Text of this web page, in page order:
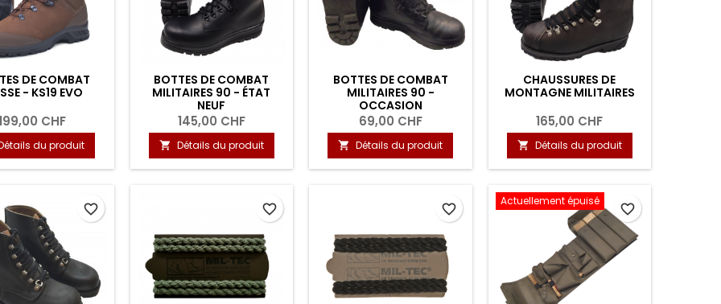
DE COMBAT
- KS19 EVO
CHF
du produit
BOTTES DE COMBAT
MILITAIRES 90 - ÉTAT
NEUF
145,00 CHF
 Détails du produit
BOTTES DE COMBAT
MILITAIRES 90 -
OCCASION
69,00 CHF
 Détails du produit
CHAUSSURES DE
MONTAGNE MILITAIRES
165,00 CHF
 Détails du produit
favorite_border favorite_border favorite_border
Actuellement épuisé
favorite_border